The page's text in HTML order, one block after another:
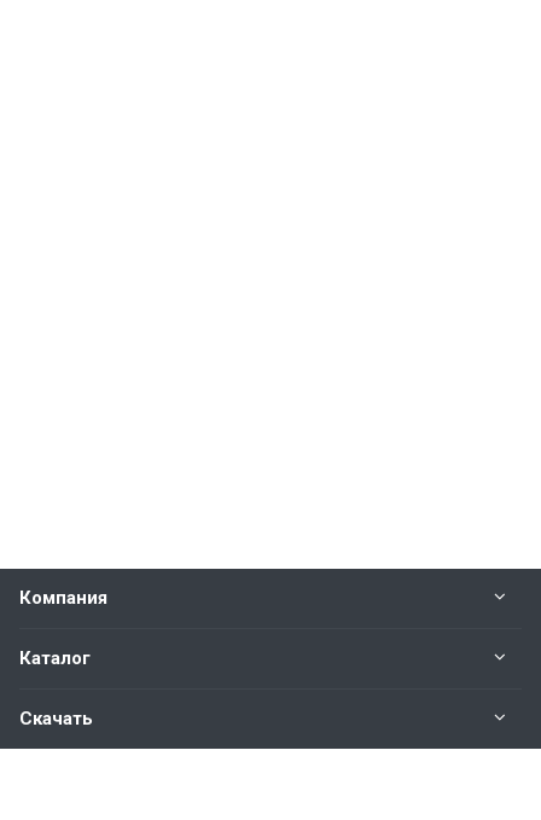
Компания
Каталог
Скачать